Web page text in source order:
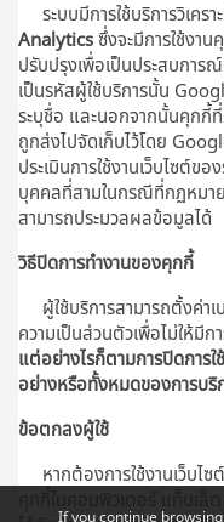
ระบบมีการใช้บริการวิเครา
Analytics ซึ่งจะมีการใช้งาน
ปรับปรุงเพื่อเป็นประสบการ
เป็นรหัสผู้ใช้บริการนั้น
ระบุชื่อ และนอกจากนั้นคุกกี้ที่
ถูกส่งไปจัดเก็บไว้โดย
ประเมินการใช้งานเว็บไซต์ข
บุคคลที่สามในกรณีที่กฏหมา
สามารถประมวลผลข้อมูลได้
วิธีปิดการทำงานของคุกกี้
ผู้ใช้บริการสามารถตั้งค่าเ
ความเป็นส่วนตัวเพื่อไม่ให้มี
แต่อย่างไรก็ตามการปิดการ
อย่างหรือทั้งหมดของการบ
ข้อตกลงผู้ใช้
หากต้องการใช้งานเว็บไ
If you continue